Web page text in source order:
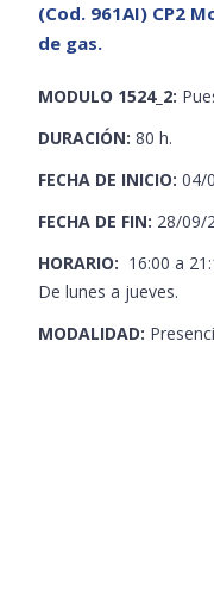
(Cod. 961AI) CP2
de gas.
MODULO 1524_2:
DURACIÓN: 80 h.
FECHA DE INICIO: 04/
FECHA DE FIN: 28/09/
HORARIO: 16:00 a
De lunes a jueves.
MODALIDAD: